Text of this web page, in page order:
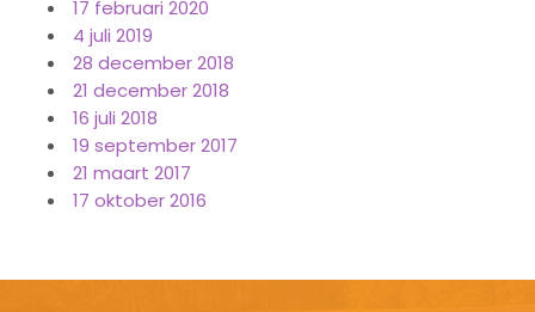
17 februari 2020
4 juli 2019
28 december 2018
21 december 2018
16 juli 2018
19 september 2017
21 maart 2017
17 oktober 2016